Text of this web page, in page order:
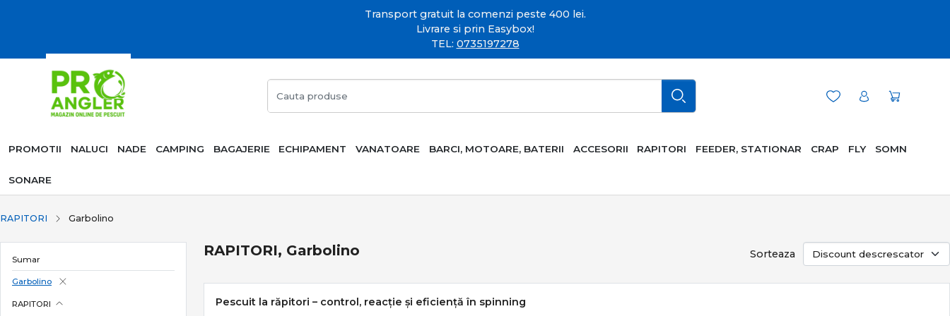
Transport gratuit la comenzi peste 400 lei.
Livrare si prin Easybox!
TEL: 0735197278
PROMOTII NALUCI NADE CAMPING BAGAJERIE ECHIPAMENT VANATOARE BARCI, MOTOARE, BATERII ACCESORII RAPITORI FEEDER, STATIONAR CRAP FLY SOMN
SONARE
RAPITORI Garbolino
Sumar
Garbolino
RAPITORI
RAPITORI, Garbolino Sorteaza
Pescuit la răpitori – control, reacție și eficiență în spinning